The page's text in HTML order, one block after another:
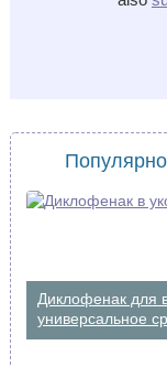
Диклофенак для
универсальное